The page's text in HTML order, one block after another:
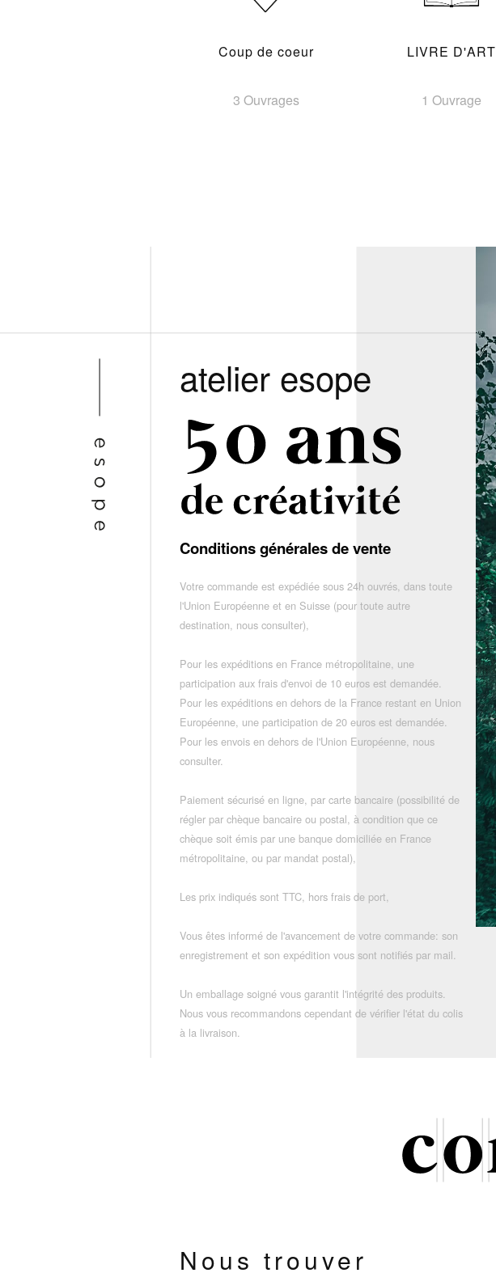
Coup de coeur
3 Ouvrages
LIVRE D'ART
1 Ouvrage
atelier esope
Conditions générales de vente
Votre commande est expédiée sous 24h ouvrés, dans toute
l'Union Européenne et en Suisse (pour toute autre
destination, nous consulter),
Pour les expéditions en France métropolitaine, une
participation aux frais d'envoi de 10 euros est demandée.
Pour les expéditions en dehors de la France restant en Union
Européenne, une participation de 20 euros est demandée.
Pour les envois en dehors de l'Union Européenne, nous
consulter.
Paiement sécurisé en ligne, par carte bancaire (possibilité de
régler par chèque bancaire ou postal, à condition que ce
chèque soit émis par une banque domiciliée en France
métropolitaine, ou par mandat postal),
Les prix indiqués sont TTC, hors frais de port,
Vous êtes informé de l'avancement de votre commande: son
enregistrement et son expédition vous sont notifiés par mail.
Un emballage soigné vous garantit l'intégrité des produits.
Nous vous recommandons cependant de vérifier l'état du colis
à la livraison.
Nous trouver